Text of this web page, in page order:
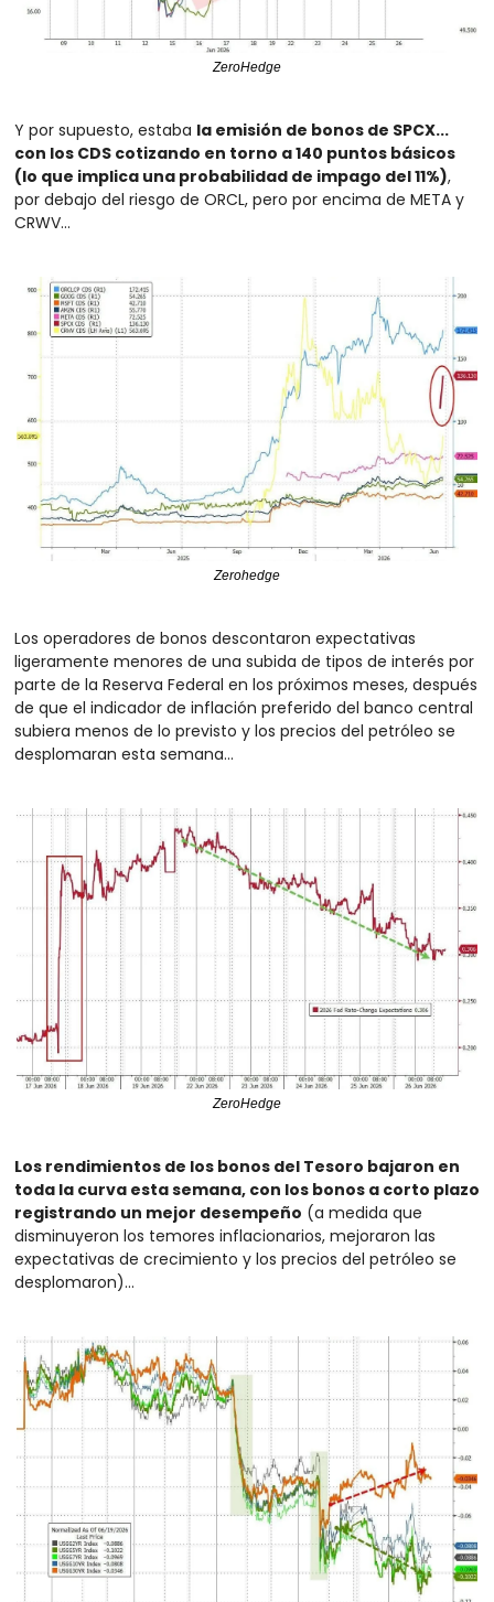
ZeroHedge
Y por supuesto, estaba la emisión de bonos de SPCX...
con los CDS cotizando en torno a 140 puntos básicos
(lo que implica una probabilidad de impago del 11%),
por debajo del riesgo de ORCL, pero por encima de META y
CRWV...
Zerohedge
Los operadores de bonos descontaron expectativas
ligeramente menores de una subida de tipos de interés por
parte de la Reserva Federal en los próximos meses, después
de que el indicador de inflación preferido del banco central
subiera menos de lo previsto y los precios del petróleo se
desplomaran esta semana...
ZeroHedge
Los rendimientos de los bonos del Tesoro bajaron en
toda la curva esta semana, con los bonos a corto plazo
registrando un mejor desempeño (a medida que
disminuyeron los temores inflacionarios, mejoraron las
expectativas de crecimiento y los precios del petróleo se
desplomaron)...